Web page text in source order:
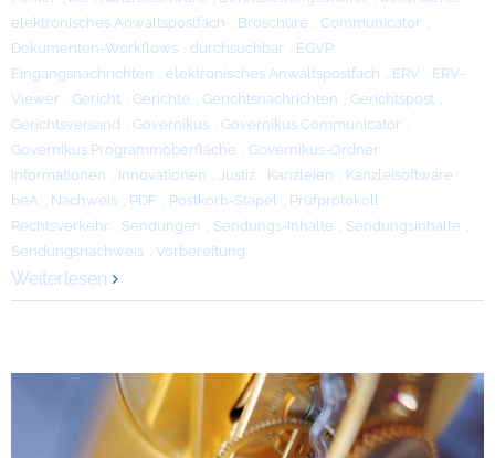
elektronisches Anwaltspostfach , Broschüre , Communicator ,
Dokumenten-Workflows , durchsuchbar , EGVP ,
Eingangsnachrichten , elektronisches Anwaltspostfach , ERV , ERV-
Viewer , Gericht , Gerichte , Gerichtsnachrichten , Gerichtspost ,
Gerichtsversand , Governikus , Governikus Communicator ,
Governikus Programmoberfläche , Governikus-Ordner ,
Informationen , Innovationen , Justiz , Kanzleien , Kanzleisoftware
beA , Nachweis , PDF , Postkorb-Stapel , Prüfprotokoll ,
Rechtsverkehr , Sendungen , Sendungs-Inhalte , Sendungsinhalte ,
Sendungsnachweis , Vorbereitung
Weiterlesen